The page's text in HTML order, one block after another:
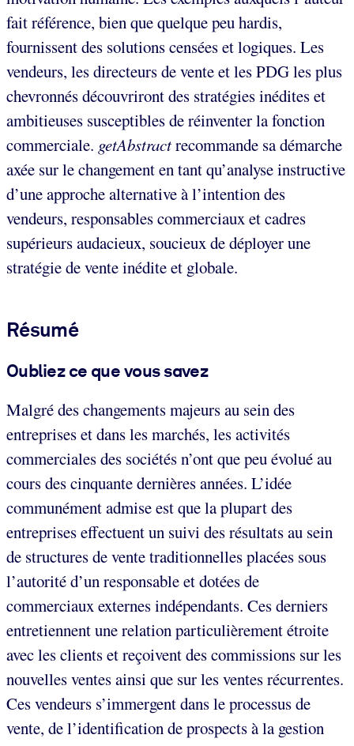
fait référence, bien que quelque peu hardis,
fournissent des solutions censées et logiques. Les
vendeurs, les directeurs de vente et les PDG les plus
chevronnés découvriront des stratégies inédites et
ambitieuses susceptibles de réinventer la fonction
commerciale. getAbstractrecommande sa démarche
axée sur le changement en tant qu’analyse instructive
d’une approche alternative à l’intention des
vendeurs, responsables commerciaux et cadres
supérieurs audacieux, soucieux de déployer une
stratégie de vente inédite et globale.
Résumé
Oubliez ce que vous savez
Malgré des changements majeurs au sein des
entreprises et dans les marchés, les activités
commerciales des sociétés n’ont que peu évolué au
cours des cinquante dernières années. L’idée
communément admise est que la plupart des
entreprises effectuent un suivi des résultats au sein
de structures de vente traditionnelles placées sous
l’autorité d’un responsable et dotées de
commerciaux externes indépendants. Ces derniers
entretiennent une relation particulièrement étroite
avec les clients et reçoivent des commissions sur les
nouvelles ventes ainsi que sur les ventes récurrentes.
Ces vendeurs s’immergent dans le processus de
vente, de l’identification de prospects à la gestion